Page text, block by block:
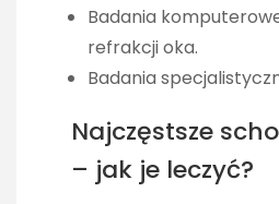
Badania
refrakcji oka.
Badania
Najczęstsze
– jak je leczyć?